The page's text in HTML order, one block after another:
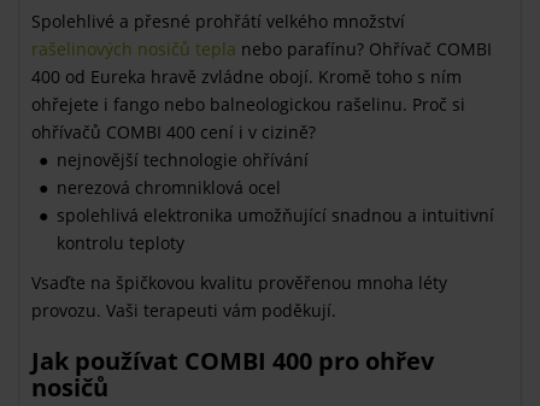
Spolehlivé a přesné prohřátí velkého množství
rašelinových nosičů tepla nebo parafínu? Ohřívač COMBI
400 od Eureka hravě zvládne obojí. Kromě toho s ním
ohřejete i fango nebo balneologickou rašelinu. Proč si
ohřívačů COMBI 400 cení i v cizině?
nejnovější technologie ohřívání
nerezová chromniklová ocel
spolehlivá elektronika umožňující snadnou a intuitivní
kontrolu teploty
Vsaďte na špičkovou kvalitu prověřenou mnoha léty
provozu. Vaši terapeuti vám poděkují.
Jak používat COMBI 400 pro ohřev
nosičů